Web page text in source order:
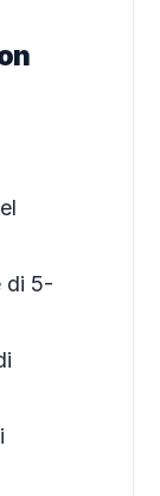
di 5-